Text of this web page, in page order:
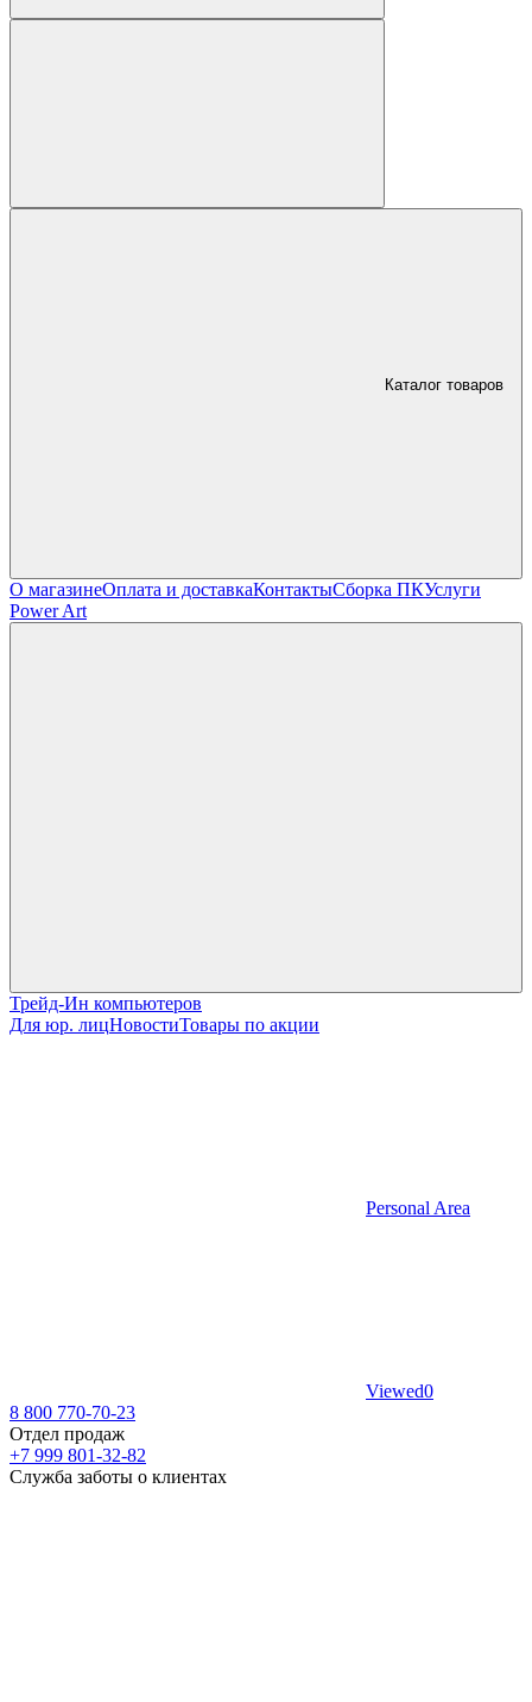
Каталог товаров
О магазинеОплата и доставкаКонтактыСборка ПКУслуги
Power Art
Трейд-Ин компьютеров
Для юр. лицНовостиТовары по акции
Personal Area
Viewed0
8 800 770-70-23
Отдел продаж
+7 999 801-32-82
Служба заботы о клиентах